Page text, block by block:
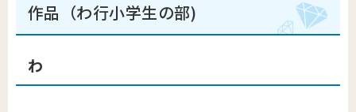
作品（わ行小学生の部)
わ